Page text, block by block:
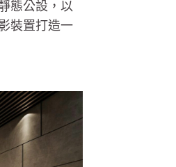
態公設，以
裝置打造一